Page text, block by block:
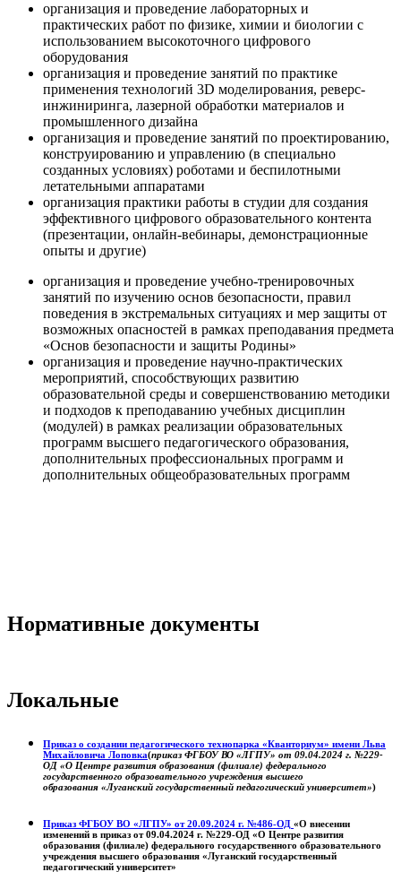
организация и проведение лабораторных и
практических работ по физике, химии и биологии с
использованием высокоточного цифрового
оборудования
организация и проведение занятий по практике
применения технологий 3D моделирования, реверс-
инжиниринга, лазерной обработки материалов и
промышленного дизайна
организация и проведение занятий по проектированию,
конструированию и управлению (в специально
созданных условиях) роботами и беспилотными
летательными аппаратами
организация практики работы в студии для создания
эффективного цифрового образовательного контента
(презентации, онлайн-вебинары, демонстрационные
опыты и другие)
организация и проведение учебно-тренировочных
занятий по изучению основ безопасности, правил
поведения в экстремальных ситуациях и мер защиты от
возможных опасностей в рамках преподавания предмета
«Основ безопасности и защиты Родины»
организация и проведение научно-практических
мероприятий, способствующих развитию
образовательной среды и совершенствованию методики
и подходов к преподаванию учебных дисциплин
(модулей) в рамках реализации образовательных
программ высшего педагогического образования,
дополнительных профессиональных программ и
дополнительных общеобразовательных программ
Нормативные документы
Локальные
Приказ о создании педагогического технопарка «Кванториум» имени Льва
Михайловича Лоповка(приказ ФГБОУ ВО «ЛГПУ» от 09.04.2024 г. №229-
ОД «О Центре развития образования (филиале) федерального
государственного образовательного учреждения высшего
образования «Луганский государственный педагогический университет»)
Приказ ФГБОУ ВО «ЛГПУ» от 20.09.2024 г. №486-ОД «О внесении
изменений в приказ от 09.04.2024 г. №229-ОД «О Центре развития
образования (филиале) федерального государственного образовательного
учреждения высшего образования «Луганский государственный
педагогический университет»